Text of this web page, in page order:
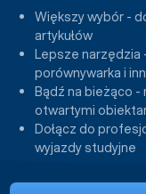
Większy wybór -
artykułów
Lepsze narzędzia
porównywarka i
Bądź na bieżąco
otwartymi
Dołącz do
wyjazdy studyjne